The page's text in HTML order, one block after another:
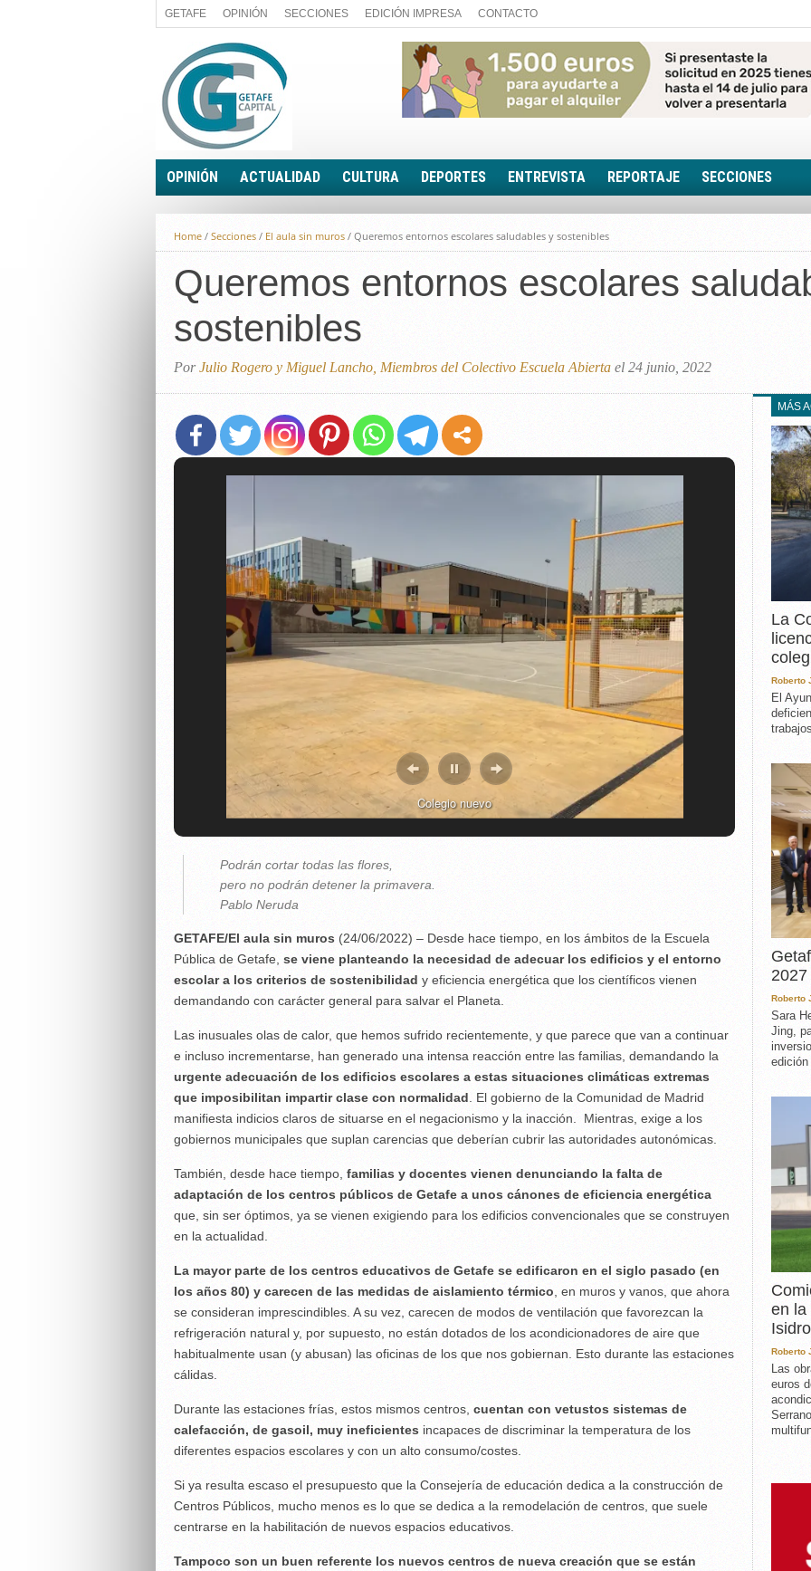
GETAFE OPINIÓN SECCIONES EDICIÓN IMPRESA CONTACTO
OPINIÓN
A FIN DE CUENTAS
PALABRA DE CONCEJAL
LA PIEDRA DE SÍSIFO
EL SACAPUNTAS
TODAS LAS BANDERAS
ROTAS
ACTUALIDAD
POLÍTICA
ECONOMÍA
BREVES
CULTURA DEPORTES ENTREVISTA REPORTAJE SECCIONES
FOTONOTICIA
LOOK TOTAL
RINCÓN
RUTA DE LA MEMORIA
LA VOZ DE LA
EXPERIENCIA
IN MEMORIAM
MEMORIA
UN MINUTO EN EL
Home / Secciones / El aula sin muros / Queremos entornos escolares saludables y sostenibles
Queremos entornos escolares
sostenibles
PorJulio Rogero y Miguel Lancho, Miembros del Colectivo Escuela Abierta el 24 junio, 2022
Colegio nuevo
Podrán cortar todas las flores,
pero no podrán detener la primavera.
Pablo Neruda
GETAFE/El aula sin muros (24/06/2022) – Desde hace tiempo, en los ámbitos de la Escuela
Pública de Getafe, se viene planteando la necesidad de adecuar los edificios y el entorno
escolar a los criterios de sostenibilidad y eficiencia energética que los científicos vienen
demandando con carácter general para salvar el Planeta.
Las inusuales olas de calor, que hemos sufrido recientemente, y que parece que van a continuar
e incluso incrementarse, han generado una intensa reacción entre las familias, demandando la
urgente adecuación de los edificios escolares a estas situaciones climáticas extremas
que imposibilitan impartir clase con normalidad . El gobierno de la Comunidad de Madrid
manifiesta indicios claros de situarse en el negacionismo y la inacción. Mientras, exige a los
gobiernos municipales que suplan carencias que deberían cubrir las autoridades autonómicas.
También, desde hace tiempo, familias y docentes vienen denunciando la falta de
adaptación de los centros públicos de Getafe a unos cánones de eficiencia energética
que, sin ser óptimos, ya se vienen exigiendo para los edificios convencionales que se construyen
en la actualidad.
La mayor parte de los centros educativos de Getafe se edificaron en el siglo pasado (en
los años 80) y carecen de las medidas de aislamiento térmico , en muros y vanos, que ahora
se consideran imprescindibles. A su vez, carecen de modos de ventilación que favorezcan la
refrigeración natural y, por supuesto, no están dotados de los acondicionadores de aire que
habitualmente usan (y abusan) las oficinas de los que nos gobiernan. Esto durante las estaciones
cálidas.
Durante las estaciones frías, estos mismos centros, cuentan con vetustos sistemas de
calefacción, de gasoil, muy ineficientes incapaces de discriminar la temperatura de los
diferentes espacios escolares y con un alto consumo/costes.
Si ya resulta escaso el presupuesto que la Consejería de educación dedica a la construcción de
Centros Públicos, mucho menos es lo que se dedica a la remodelación de centros, que suele
centrarse en la habilitación de nuevos espacios educativos.
Tampoco son un buen referente los nuevos centros de nueva creación que se están
MÁS
La
Roberto
El
2027
Roberto
Sara
Jing,
en la
Isidro
Roberto
Las
euros